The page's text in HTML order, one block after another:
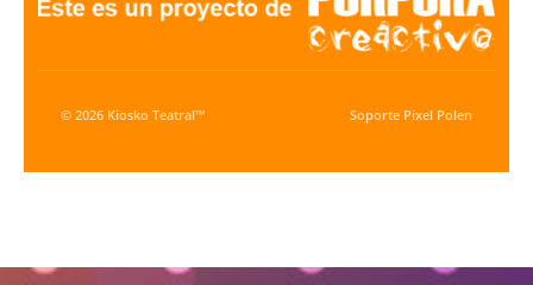
© 2026 Kiosko Teatral™ Soporte Pixel Polen